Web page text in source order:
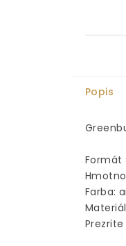
Popis
Formát
Farba: